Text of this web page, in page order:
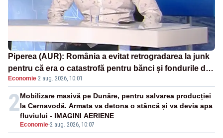
Piperea (AUR): România a evitat retrogradarea la junk
pentru că era o catastrofă pentru bănci și fondurile de
pensii
Economie·2 aug. 2026, 10:01
2
Economie-2 aug. 2026, 10:07
Mobilizare masivă pe Dunăre, pentru salvarea producției
la Cernavodă. Armata va detona o stâncă și va devia apa
fluviului - IMAGINI AERIENE